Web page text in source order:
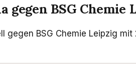
gegen BSG Chemie
gegen BSG Chemie Leipzig